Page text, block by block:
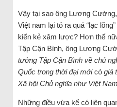
Vậy tại sao ông Lương
Việt nam lại tỏ ra quá “lạc
kiến kẻ xâm lược? Hơn thế
Tập Cận Bình, ông Lương
tưởng Tập Cận Bình về chủ
Quốc trong thời đại mớicó giá
Xã hội Chủ nghĩa như Việt
Những điều vừa kể có liên